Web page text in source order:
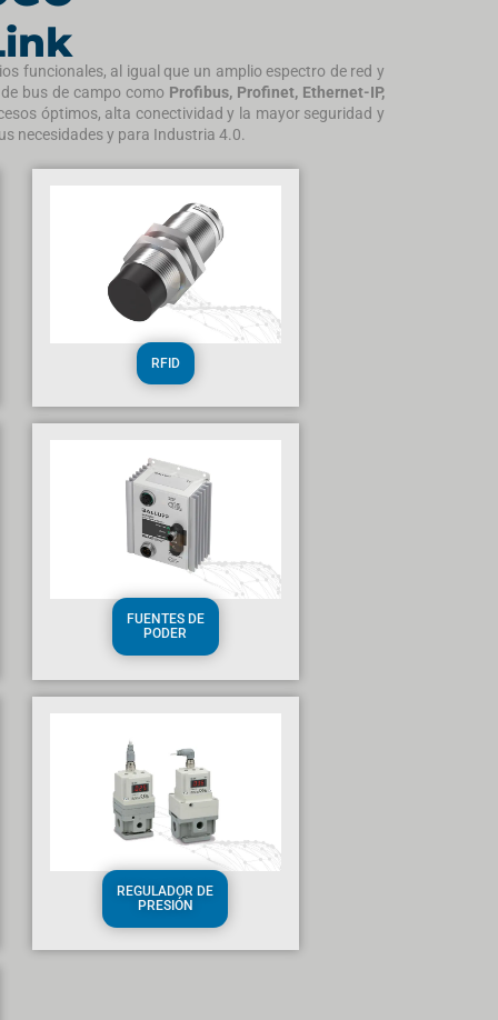
funcionales, al igual que un amplio espectro de red y
bus de campo como Profibus, Profinet, Ethernet-IP,
óptimos, alta conectividad y la mayor seguridad y
necesidades y para Industria 4.0.
RFID
FUENTES DE
PODER
REGULADOR DE
PRESIÓN